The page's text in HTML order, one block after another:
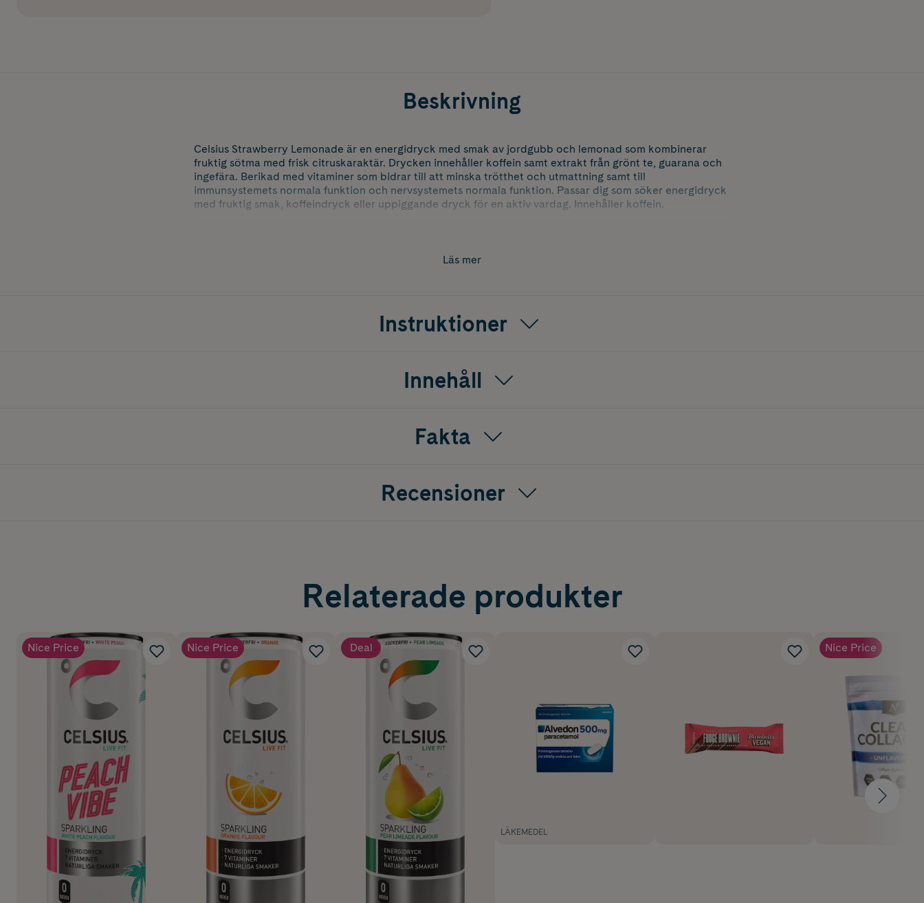
Beskrivning
Celsius Strawberry Lemonade är en energidryck med smak av jordgubb och lemonad som kombinerar
fruktig sötma med frisk citruskaraktär. Drycken innehåller koffein samt extrakt från grönt te, guarana och
ingefära. Berikad med vitaminer som bidrar till att minska trötthet och utmattning samt till
immunsystemets normala funktion och nervsystemets normala funktion. Passar dig som söker energidryck
med fruktig smak, koffeindryck eller uppiggande dryck för en aktiv vardag. Innehåller koffein.
Läs mer
Instruktioner
Innehåll
Fakta
Recensioner
Relaterade produkter
Nice Price Nice Price Deal
LÄKEMEDEL
Nice Price